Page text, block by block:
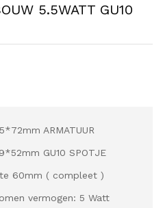
5.5WATT GU10
ARMATUUR
GU10 SPOTJE
60mm ( compleet )
vermogen: 5 Watt